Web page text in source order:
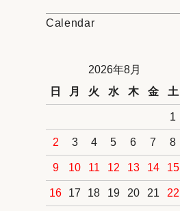
Calendar
2026年8月
日
月 火 水 木 金 土
1
2 3 4 5 6 7 8
9 10 11 12 13 14 15
16 17 18 19 20 21 22